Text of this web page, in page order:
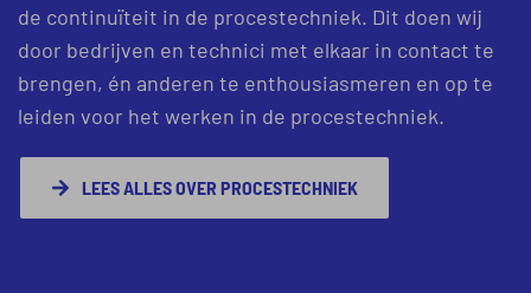
de continuïteit in de procestechniek. Dit doen wij
door bedrijven en technici met elkaar in contact te
brengen, én anderen te enthousiasmeren en op te
leiden voor het werken in de procestechniek.
LEES ALLES OVER PROCESTECHNIEK